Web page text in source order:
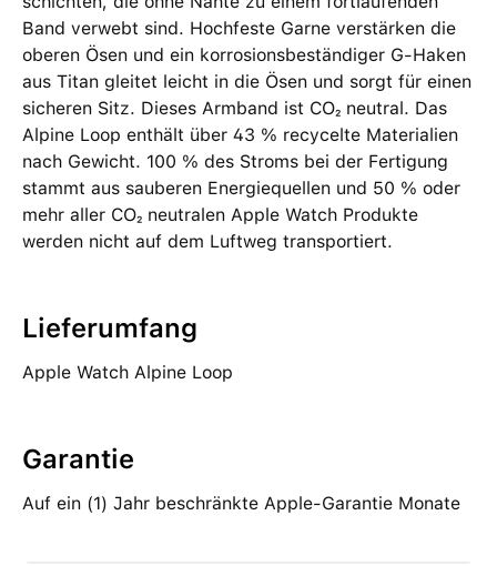
Band verwebt sind. Hochfeste Garne verstärken die
oberen Ösen und ein korrosionsbeständiger G-Haken
aus Titan gleitet leicht in die Ösen und sorgt für einen
sicheren Sitz. Dieses Armband ist CO₂ neutral. Das
Alpine Loop enthält über 43 % recycelte Materialien
nach Gewicht. 100 % des Stroms bei der Fertigung
stammt aus sauberen Energiequellen und 50 % oder
mehr aller CO₂ neutralen Apple Watch Produkte
werden nicht auf dem Luftweg transportiert.
Lieferumfang
Apple Watch Alpine Loop
Garantie
Auf ein (1) Jahr beschränkte Apple-Garantie Monate